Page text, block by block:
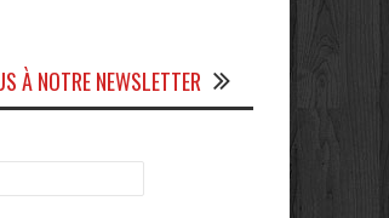
À NOTRE NEWSLETTER